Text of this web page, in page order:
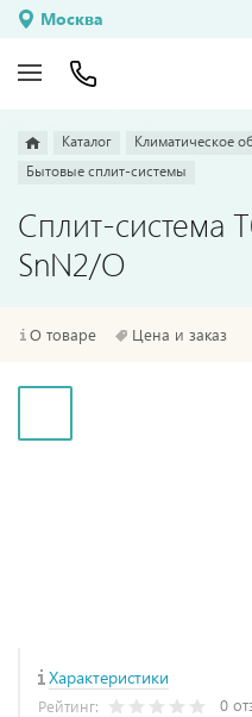
Москва
Каталог
Климатическое
Бытовые сплит-системы
Сплит-система
SnN2/O
О товаре Цена и заказ
Характеристики
Рейтинг: 0